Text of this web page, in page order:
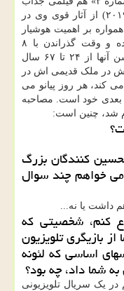
بود و «مول» (۲۰۱۸) و «ریچارد جول» (۲۰۱۹) از آثار قوی وی در
بر اهمیت هوشیار
ماندن از نظر ذهنی و جسمی تاکید کرده و وقت گذراندن با ۸
فرزندش (از ازدواج های مختلف) - که سن آنها از ۲۴ تا ۶۷ سال
در ملک قدیمی اش در
کند، هر روز پیانو می
بعدی خود است. مصاحبه
شد، چنین است:
کنندگان بزرگ
می خواهم چند سوال
داشت یا نه...
کنم، شخصیتی که
بازیگری تلویزیون
اساسی که لئونه
شما داد، چه بود؟
یک سریال تلویزیونی